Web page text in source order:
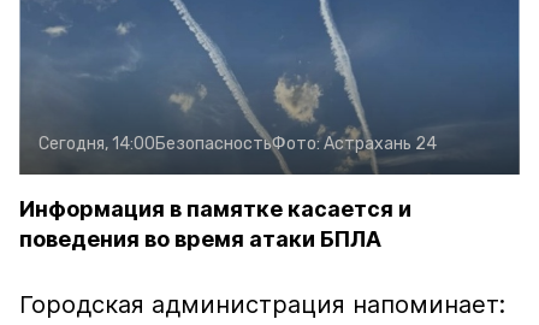
Сегодня, 14:00БезопасностьФото:Астрахань 24
Информация в памятке касается и
поведения во время атаки БПЛА
Городская администрация напоминает: